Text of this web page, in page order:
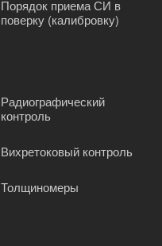
Порядок приема СИ в
поверку (калибровку)
Радиографический
контроль
Вихретоковый контроль
Толщиномеры